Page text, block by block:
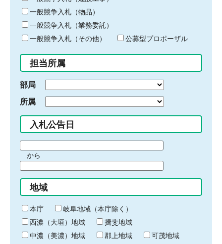
ー
ワ
ー
ド
入
力
一般競争入札（物品）
一般競争入札（業務委託）
一般競争入札（その他）
公募型プロポーザル
担当所属
部局
所属
入札公告日
間
始
り
から
間
終
わ
り
地域
本庁
岐阜地域（本庁除く）
西濃（大垣）地域
揖斐地域
中濃（美濃）地域
郡上地域
可茂地域